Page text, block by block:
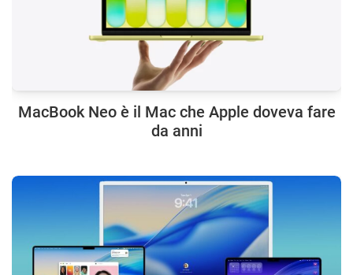
MacBook Neo è il Mac che Apple doveva fare
da anni